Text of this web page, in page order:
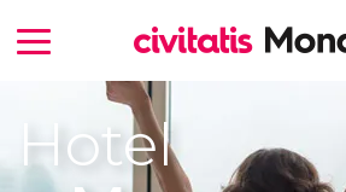
Hotel